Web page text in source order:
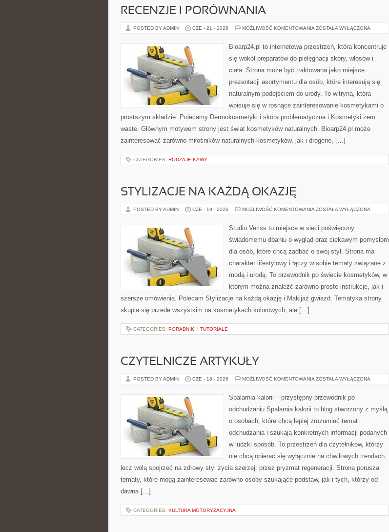
RECENZJE I PORÓWNANIA
POSTED BY ADMIN CZE - 21 - 2026 MOŻLIWOŚĆ KOMENTOWANIA RECENZJE
ZOSTAŁA WYŁĄCZONA
Bioarp24.pl to internetowa przestrzeń, która koncentruje
się wokół preparatów do pielęgnacji skóry, włosów i
ciała. Strona może być traktowana jako miejsce
prezentacji asortymentu dla osób, które interesują się
naturalnym podejściem do urody. To witryna, która
wpisuje się w rosnące zainteresowanie kosmetykami o
prostszym składzie. Polecamy Dermokosmetyki i skóra problematyczna i Kosmetyki zero
waste. Głównym motywem strony jest świat kosmetyków naturalnych. Bioarp24.pl może
zainteresować zarówno miłośników naturalnych kosmetyków, jak i drogerie, […]
CATEGORIES: RODZAJE KAWY
STYLIZACJE NA KAŻDĄ OKAZJĘ
POSTED BY ADMIN CZE - 19 - 2026 MOŻLIWOŚĆ KOMENTOWANIA STYLIZACJE
OKAZJĘ
ZOSTAŁA WYŁĄCZONA
Studio Veriss to miejsce w sieci poświęcony
świadomemu dbaniu o wygląd oraz ciekawym pomysłom
dla osób, które chcą zadbać o swój styl. Strona ma
charakter lifestylowy i łączy w sobie tematy związane z
modą i urodą. To przewodnik po świecie kosmetyków, w
którym można znaleźć zarówno proste instrukcje, jak i
szersze omówienia. Polecam Stylizacje na każdą okazję i Makijaż gwiazd. Tematyka strony
skupia się przede wszystkim na kosmetykach kolorowych, ale […]
CATEGORIES: PORADNIKI I TUTORIALE
CZYTELNICZE ARTYKUŁY
POSTED BY ADMIN CZE - 18 - 2026 MOŻLIWOŚĆ KOMENTOWANIA CZYTELNICZE
ZOSTAŁA WYŁĄCZONA
Spalarnia kalorii – przystępny przewodnik po
odchudzaniu Spalarnia kalorii to blog stworzony z myślą
o osobach, które chcą lepiej zrozumieć temat
odchudzania i szukają konkretnych informacji podanych
w ludzki sposób. To przestrzeń dla czytelników, którzy
nie chcą opierać się wyłącznie na chwilowych trendach,
lecz wolą spojrzeć na zdrowy styl życia szerzej: przez pryzmat regeneracji. Strona porusza
tematy, które mogą zainteresować zarówno osoby szukające podstaw, jak i tych, którzy od
dawna […]
CATEGORIES: KULTURA MOTORYZACYJNA